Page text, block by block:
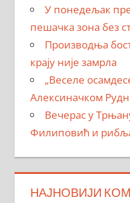
У понедељак
пешачка зона без
Производња
крају није замрла
„Веселе
Алексиначком
Вечерас у
Филиповић и
НАЈНОВИЈИ